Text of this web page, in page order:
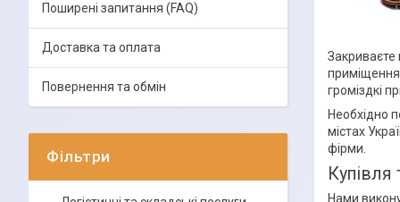
Закриваєте
громіздкі
Необхідно
містах
фірми.
Нами
Поширені запитання (FAQ)
Доставка та оплата
Повернення та обмін
Фільтри